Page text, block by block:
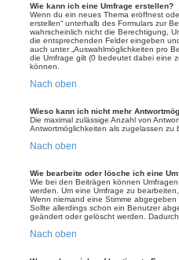
Wie kann ich eine Umfrage erstellen?
Wenn du ein neues Thema eröffnest
erstellen“ unterhalb des Formulars zur
wahrscheinlich nicht die Berechtigung,
die entsprechenden Felder eingeben
auch unter „Auswahlmöglichkeiten pro
die Umfrage gilt (0 bedeutet dabei eine
können.
Nach oben
Wieso kann ich nicht mehr
Die maximal zulässige Anzahl von
Antwortmöglichkeiten als zugelassen zu
Nach oben
Wie bearbeite oder lösche ich eine
Wie bei den Beiträgen können
werden. Um eine Umfrage zu
Wenn niemand eine Stimme
Sollte allerdings schon ein Benutzer
geändert oder gelöscht werden.
Nach oben